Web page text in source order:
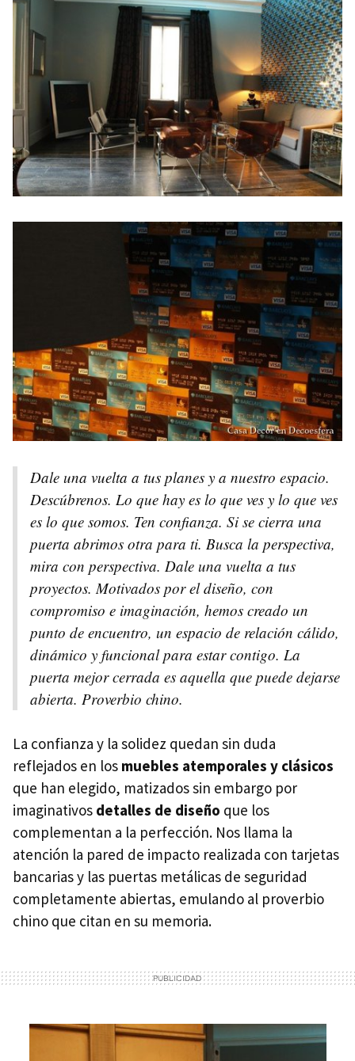
Dale una vuelta a tus planes y a nuestro espacio.
Descúbrenos. Lo que hay es lo que ves y lo que ves
es lo que somos. Ten confianza. Si se cierra una
puerta abrimos otra para ti. Busca la perspectiva,
mira con perspectiva. Dale una vuelta a tus
proyectos. Motivados por el diseño, con
compromiso e imaginación, hemos creado un
punto de encuentro, un espacio de relación cálido,
dinámico y funcional para estar contigo. La
puerta mejor cerrada es aquella que puede dejarse
abierta. Proverbio chino.
La confianza y la solidez quedan sin duda
reflejados en los muebles atemporales y clásicos
que han elegido, matizados sin embargo por
imaginativos detalles de diseño que los
complementan a la perfección. Nos llama la
atención la pared de impacto realizada con tarjetas
bancarias y las puertas metálicas de seguridad
completamente abiertas, emulando al proverbio
chino que citan en su memoria.